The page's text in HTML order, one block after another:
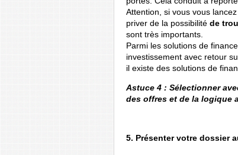
Attention, si vous vous
priver de la possibilité de
sont très importants.
Parmi les solutions de
investissement avec retour
il existe des solutions de
Astuce 4 : Sélectionner
des offres et de la logique
5. Présenter votre dossier